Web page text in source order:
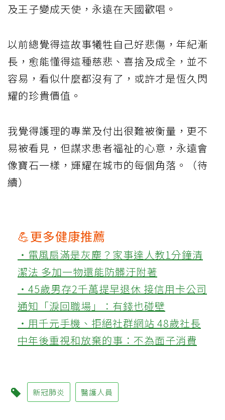
及王子變成天使，永遠在天國歡唱。
以前總覺得這故事犧牲自己好悲傷，年紀漸
長，愈能懂得這種慈悲、喜捨及成全，並不
容易，看似什麼都沒有了，或許才是恆久閃
耀的珍貴價值。
我覺得護理的專業及付出很難被衡量，更不
易被看見，但謀求患者福祉的心意，永遠會
像寶石一樣，輝耀在城市的每個角落。（待
續）
💪更多健康推薦
‧電風扇滿是灰塵？家事達人教1分鐘清
潔法 多加一物還能防髒汙附著
‧45歲男存2千萬提早退休 接信用卡公司
通知「淚回職場」：有錢也碰壁
‧用千元手機、拒絕社群網站 48歲社長
中年後重視和放棄的事：不為面子消費
新冠肺炎 醫護人員